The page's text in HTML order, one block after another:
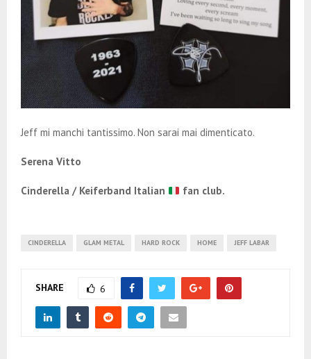
Jeff mi manchi tantissimo. Non sarai mai dimenticato.
Serena Vitto
Cinderella / Keiferband Italian fan club.
CINDERELLA GLAM METAL HARD ROCK HOME JEFF LABAR
SHARE 6